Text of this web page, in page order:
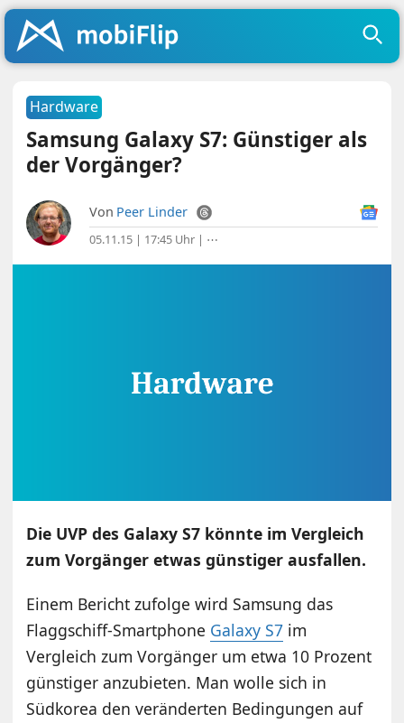
Hardware
Samsung Galaxy S7: Günstiger als
der Vorgänger?
Von Peer Linder
05.11.15 | 17:45 Uhr | ⋯
Die UVP des Galaxy S7 könnte im Vergleich
zum Vorgänger etwas günstiger ausfallen.
Einem Bericht zufolge wird Samsung das
Flaggschiff-Smartphone Galaxy S7 im
Vergleich zum Vorgänger um etwa 10 Prozent
günstiger anzubieten. Man wolle sich in
Südkorea den veränderten Bedingungen auf